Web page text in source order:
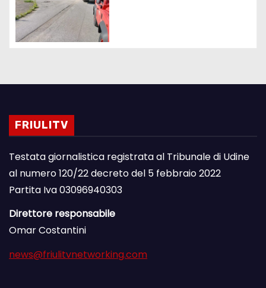
FRIULITV
Testata giornalistica registrata al Tribunale di Udine
al numero 120/22 decreto del 5 febbraio 2022
Partita Iva 03096940303
Direttore responsabile
Omar Costantini
news@friulitvnetworking.com